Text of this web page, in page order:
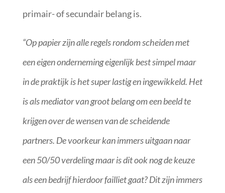
primair- of secundair belang is.
“Op papier zijn alle regels rondom scheiden met
een eigen onderneming eigenlijk best simpel maar
in de praktijk is het super lastig en ingewikkeld. Het
is als mediator van groot belang om een beeld te
krijgen over de wensen van de scheidende
partners. De voorkeur kan immers uitgaan naar
een 50/50 verdeling maar is dit ook nog de keuze
als een bedrijf hierdoor failliet gaat? Dit zijn immers